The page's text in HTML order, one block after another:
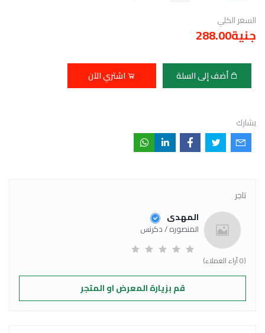
السعر الكلي
جنية288.00
أضف إلى السلة اشتري الآن
يشارك
تاجر
المهدى
المنصوره / دكرنس
(0 آراء العملاء)
قم بزيارة المعرض او المتجر